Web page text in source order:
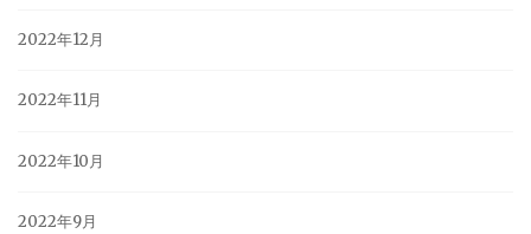
2022年12月
2022年11月
2022年10月
2022年9月